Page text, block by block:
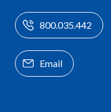
800.035.442
Email